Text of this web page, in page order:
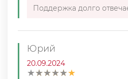
Поддержка долго
Юрий
20.09.2024
★★
★★
★★
★★
★★